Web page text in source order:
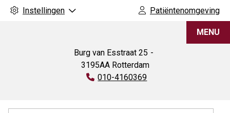
Instellingen Patiëntenomgeving
Burg van Esstraat 25
3195AA Rotterdam
Tel:
010-4160369
MENU